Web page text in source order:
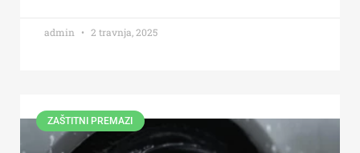
admin 2 travnja, 2025
ZAŠTITNI PREMAZI